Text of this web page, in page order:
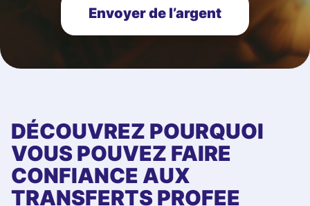
Envoyer de l’argent
DÉCOUVREZ POURQUOI
VOUS POUVEZ FAIRE
CONFIANCE AUX
TRANSFERTS PROFEE